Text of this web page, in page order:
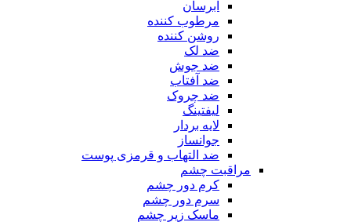
آبرسان
مرطوب کننده
روشن کننده
ضد لک
ضد جوش
ضد آفتاب
ضد چروک
لیفتینگ
لایه بردار
جوانساز
ضد التهاب و قرمزی پوست
مراقبت چشم
کرم دور چشم
سرم دور چشم
ماسک زیر چشم